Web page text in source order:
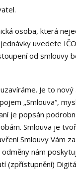
osoba, která
uvedete
od smlouvy
Je to
„Smlouva“,
je popsán
Smlouva je
Smlouvy Vám
nám